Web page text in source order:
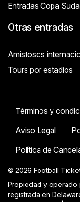
Entradas Copa
Otras entradas
Amistosos
Tours por estadios
Términos y
Aviso Legal
Política de
© 2026 Football
Propiedad y operado
registrada en